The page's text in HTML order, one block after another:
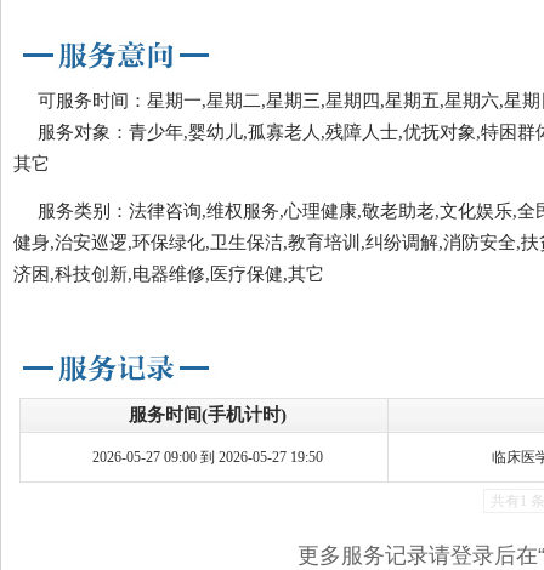
可服务时间：星期一,星期二,星期三,星期四,星期五,星期六,星期
服务对象：青少年,婴幼儿,孤寡老人,残障人士,优抚对象,特困群
其它
服务类别：法律咨询,维权服务,心理健康,敬老助老,文化娱乐,全
健身,治安巡逻,环保绿化,卫生保洁,教育培训,纠纷调解,消防安全,扶
济困,科技创新,电器维修,医疗保健,其它